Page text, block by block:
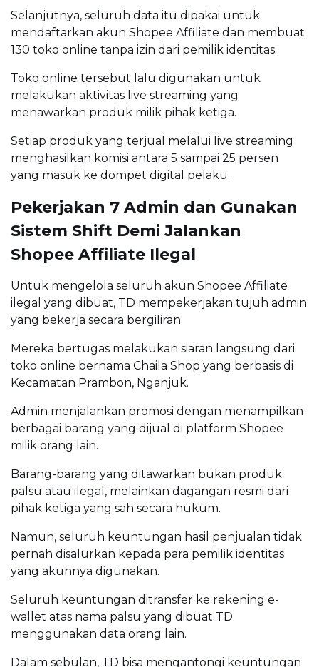
Selanjutnya, seluruh data itu dipakai untuk
mendaftarkan akun Shopee Affiliate dan membuat
130 toko online tanpa izin dari pemilik identitas.
Toko online tersebut lalu digunakan untuk
melakukan aktivitas live streaming yang
menawarkan produk milik pihak ketiga.
Setiap produk yang terjual melalui live streaming
menghasilkan komisi antara 5 sampai 25 persen
yang masuk ke dompet digital pelaku.
Pekerjakan 7 Admin dan Gunakan
Sistem Shift Demi Jalankan
Shopee Affiliate Ilegal
Untuk mengelola seluruh akun Shopee Affiliate
ilegal yang dibuat, TD mempekerjakan tujuh admin
yang bekerja secara bergiliran.
Mereka bertugas melakukan siaran langsung dari
toko online bernama Chaila Shop yang berbasis di
Kecamatan Prambon, Nganjuk.
Admin menjalankan promosi dengan menampilkan
berbagai barang yang dijual di platform Shopee
milik orang lain.
Barang-barang yang ditawarkan bukan produk
palsu atau ilegal, melainkan dagangan resmi dari
pihak ketiga yang sah secara hukum.
Namun, seluruh keuntungan hasil penjualan tidak
pernah disalurkan kepada para pemilik identitas
yang akunnya digunakan.
Seluruh keuntungan ditransfer ke rekening e-
wallet atas nama palsu yang dibuat TD
menggunakan data orang lain.
Dalam sebulan, TD bisa mengantongi keuntungan